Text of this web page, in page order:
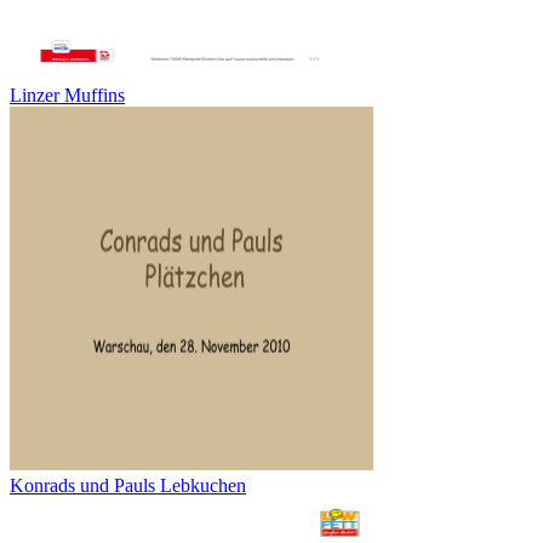
Linzer Muffins
Konrads und Pauls Lebkuchen